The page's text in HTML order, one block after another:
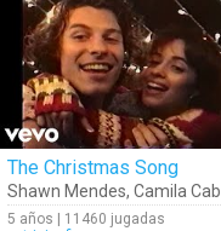
The Christmas Song
Shawn Mendes, Camila
5 años | 11460 jugadas